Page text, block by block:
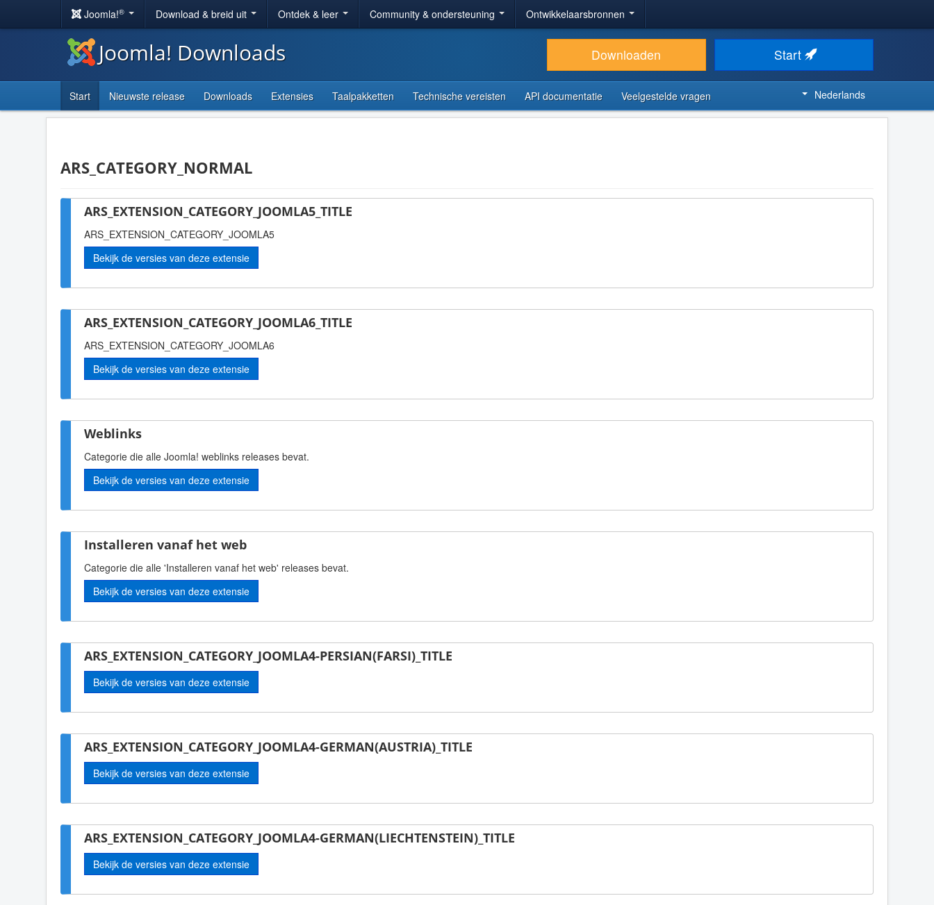
Joomla!® Download & breid uit Ontdek & leer Community & ondersteuning Ontwikkelaarsbronnen
Joomla! Downloads Downloaden Start
Start Nieuwste release Downloads Extensies Taalpakketten Technische vereisten API documentatie Veelgestelde vragen Nederlands
ARS_CATEGORY_NORMAL
ARS_EXTENSION_CATEGORY_JOOMLA5_TITLE
ARS_EXTENSION_CATEGORY_JOOMLA5
Bekijk de versies van deze extensie
ARS_EXTENSION_CATEGORY_JOOMLA6_TITLE
ARS_EXTENSION_CATEGORY_JOOMLA6
Bekijk de versies van deze extensie
Weblinks
Categorie die alle Joomla! weblinks releases bevat.
Bekijk de versies van deze extensie
Installeren vanaf het web
Categorie die alle 'Installeren vanaf het web' releases bevat.
Bekijk de versies van deze extensie
ARS_EXTENSION_CATEGORY_JOOMLA4-PERSIAN(FARSI)_TITLE
Bekijk de versies van deze extensie
ARS_EXTENSION_CATEGORY_JOOMLA4-GERMAN(AUSTRIA)_TITLE
Bekijk de versies van deze extensie
ARS_EXTENSION_CATEGORY_JOOMLA4-GERMAN(LIECHTENSTEIN)_TITLE
Bekijk de versies van deze extensie